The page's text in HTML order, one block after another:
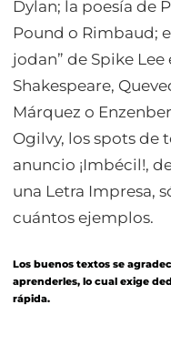
Dylan; la poesía de
Pound o Rimbaud;
jodan” de Spike Lee
Shakespeare,
Márquez o
Ogilvy, los spots de
anuncio ¡Imbécil!,
una Letra Impresa,
cuántos ejemplos.
Los buenos textos se
aprenderles, lo cual exige
rápida.